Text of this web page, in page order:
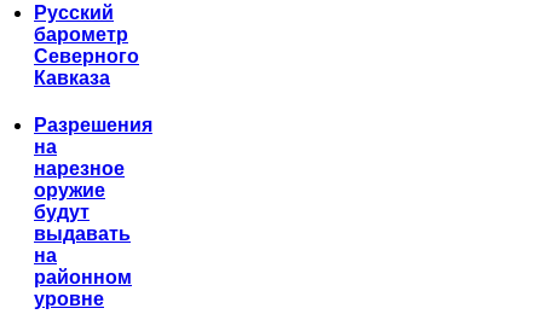
Русский
барометр
Северного
Кавказа
Разрешения
на
нарезное
оружие
будут
выдавать
на
районном
уровне